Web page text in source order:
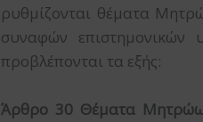
ρυθμίζονται θέματα
συναφών
προβλέπονται τα εξής:
Άρθρο 30 Θέματα Μητρώων